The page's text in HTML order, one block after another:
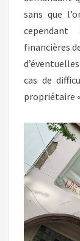
sans que
financières
cas de
propriétaire